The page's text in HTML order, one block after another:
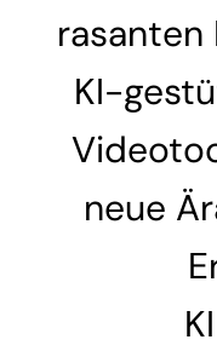
rasanten
KI-
neue